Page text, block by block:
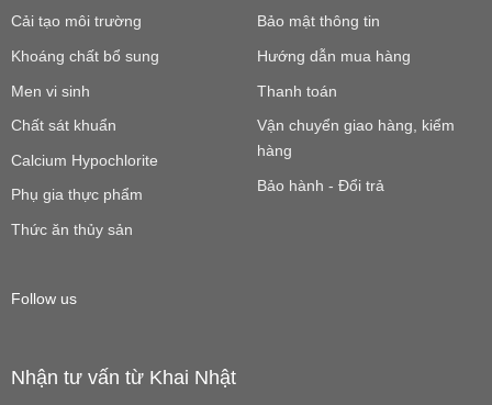
Cải tạo môi trường
Khoáng chất bổ sung
Men vi sinh
Chất sát khuẩn
Calcium Hypochlorite
Phụ gia thực phẩm
Thức ăn thủy sản
Bảo mật thông tin
Hướng dẫn mua hàng
Thanh toán
Vận chuyển giao hàng, kiểm
hàng
Bảo hành - Đổi trả
Follow us
Nhận tư vấn từ Khai Nhật